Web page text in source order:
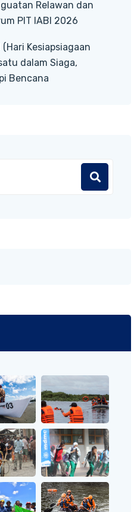
Relawan dan
PIT IABI 2026
(Hari Kesiapsiagaan
dalam Siaga,
Bencana